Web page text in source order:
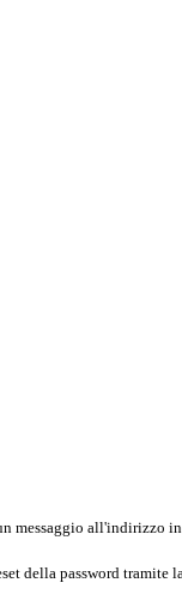
messaggio all'indirizzo
della password tramite